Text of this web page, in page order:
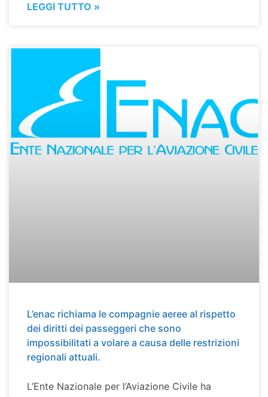
LEGGI TUTTO »
L’enac richiama le compagnie aeree al rispetto
dei diritti dei passeggeri che sono
impossibilitati a volare a causa delle restrizioni
regionali attuali.
L’Ente Nazionale per l’Aviazione Civile ha